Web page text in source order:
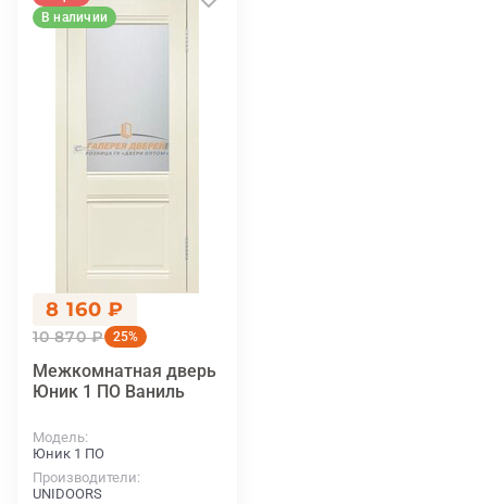
В наличии
8 160 ₽
10 870 ₽ 25%
Межкомнатная дверь
Юник 1 ПО Ваниль
Модель
Юник 1 ПО
Производители
UNIDOORS